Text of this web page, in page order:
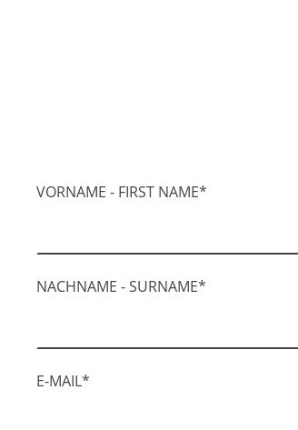
VORNAME - FIRST NAME*
NACHNAME - SURNAME*
E-MAIL*